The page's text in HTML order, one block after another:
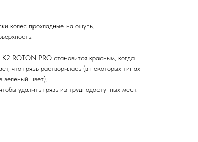
колес прохладные на ощупь.
ROTON PRO становится красным, когда
что грязь растворилась (в некоторых типах
зеленый цвет).
удалить грязь из труднодоступных мест.